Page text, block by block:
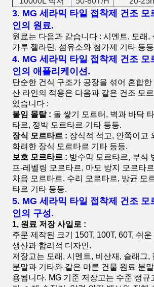
3. MG 세라믹 타일 접착제 건조 모
인의 원료.
원료는 다음과 같습니다 : 시멘트, 모래,
가루 젤라틴, 섬유소와 첨가제 기타 등
4. MG 세라믹 타일 접착제 건조 모
인의 애플리케이션.
단순한 건식 구조가 공장을 섞어 혼합
산 라인의 적용은 다음과 같은 건조 모
있습니다 :
붙임 몰탈 : 돌 쌓기 모르터, 벽과 바닥
타르, 정박 모르타르 기타 등등.
장식 모르타르 : 장식적 석고, 안쪽이고
화려한 장식 모르타르 기타 등등.
보호 모르타르 : 방수막 모르타르, 부식
프-레벨링 모르타르, 마모 방지 모르타
차음 모르타르, 수리 모르타르, 방균 모
타르 기타 등등.
5. MG 세라믹 타일 접착제 건조 모
인의 구성.
1, 원료 저장 사일로 :
주문 제작된 크기 150T, 100T, 60T, 쉬
생산과 합리적 디자인.
저장고는 모래, 시멘트, 비산재, 슬래그,
분말과 기타와 같은 마른 건물 원료 분
용됩니다. MG 기준 저장고는 수준 정규